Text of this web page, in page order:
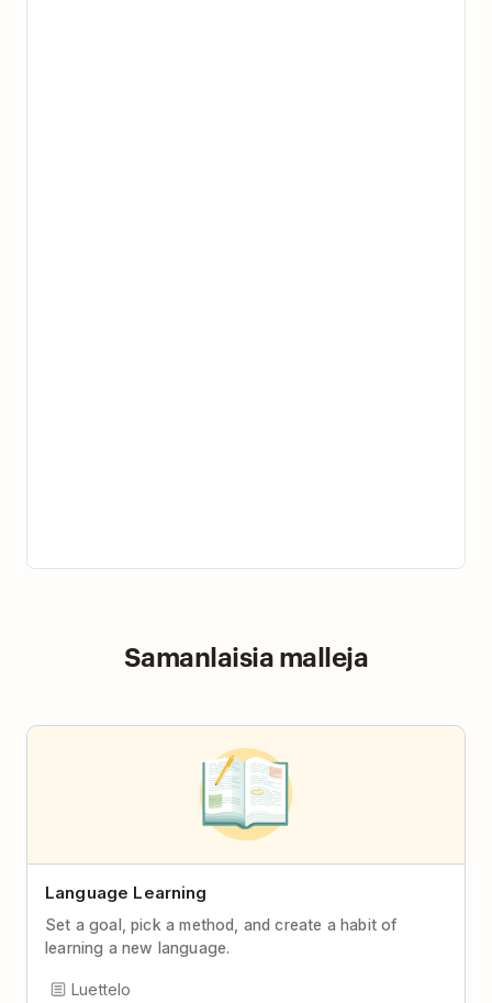
Samanlaisia malleja
Language Learning
Set a goal, pick a method, and create a habit of
learning a new language.
Luettelo